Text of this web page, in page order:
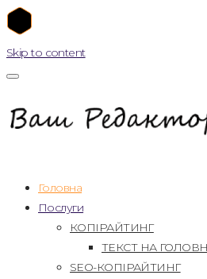
Skip to content
Головна
Послуги
КОПІРАЙТИНГ
ТЕКСТ НА
SEO-КОПІРАЙТИНГ